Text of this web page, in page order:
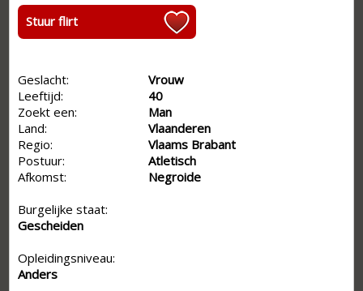
Stuur flirt
Geslacht:
Vrouw
Leeftijd:
40
Zoekt een:
Man
Land:
Vlaanderen
Regio:
Vlaams Brabant
Postuur:
Atletisch
Afkomst:
Negroide
Burgelijke staat:
Gescheiden
Opleidingsniveau:
Anders